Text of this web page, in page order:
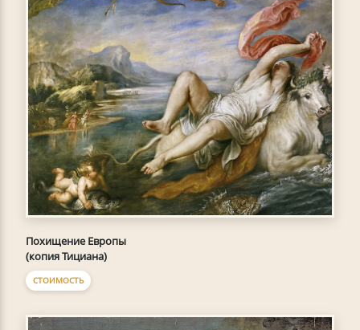
Похищение Европы
(копия Тициана)
СТОИМОСТЬ